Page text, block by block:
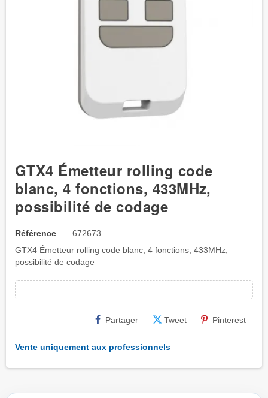
GTX4 Émetteur rolling code
blanc, 4 fonctions, 433MHz,
possibilité de codage
Référence
672673
GTX4 Émetteur rolling code blanc, 4 fonctions, 433MHz,
possibilité de codage
Partager Tweet Pinterest
Vente uniquement aux professionnels